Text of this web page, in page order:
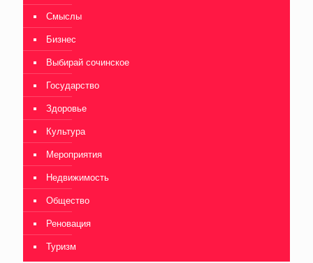
Смыслы
Бизнес
Выбирай сочинское
Государство
Здоровье
Культура
Мероприятия
Недвижимость
Общество
Реновация
Туризм